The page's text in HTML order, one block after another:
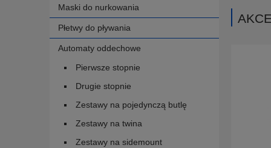
Maski do nurkowania
Płetwy do pływania
Automaty oddechowe
Pierwsze stopnie
Drugie stopnie
Zestawy na pojedynczą butlę
Zestawy na twina
Zestawy na sidemount